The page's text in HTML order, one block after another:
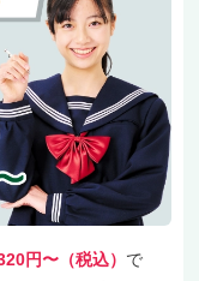
円〜（税込） で